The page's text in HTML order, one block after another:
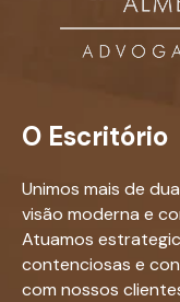
O Escritório
Unimos mais de
visão moderna e
Atuamos
contenciosas e
com nossos